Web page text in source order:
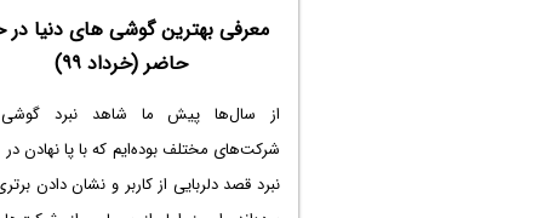
معرفی بهترین گوشی های دنیا در
حاضر (خرداد ۹۹)
از سال‌ها پیش ما شاهد نبرد
شرکت‌های مختلف بوده‌ایم که با پا نهادن
نبرد قصد دلربایی از کاربر و نشان دادن